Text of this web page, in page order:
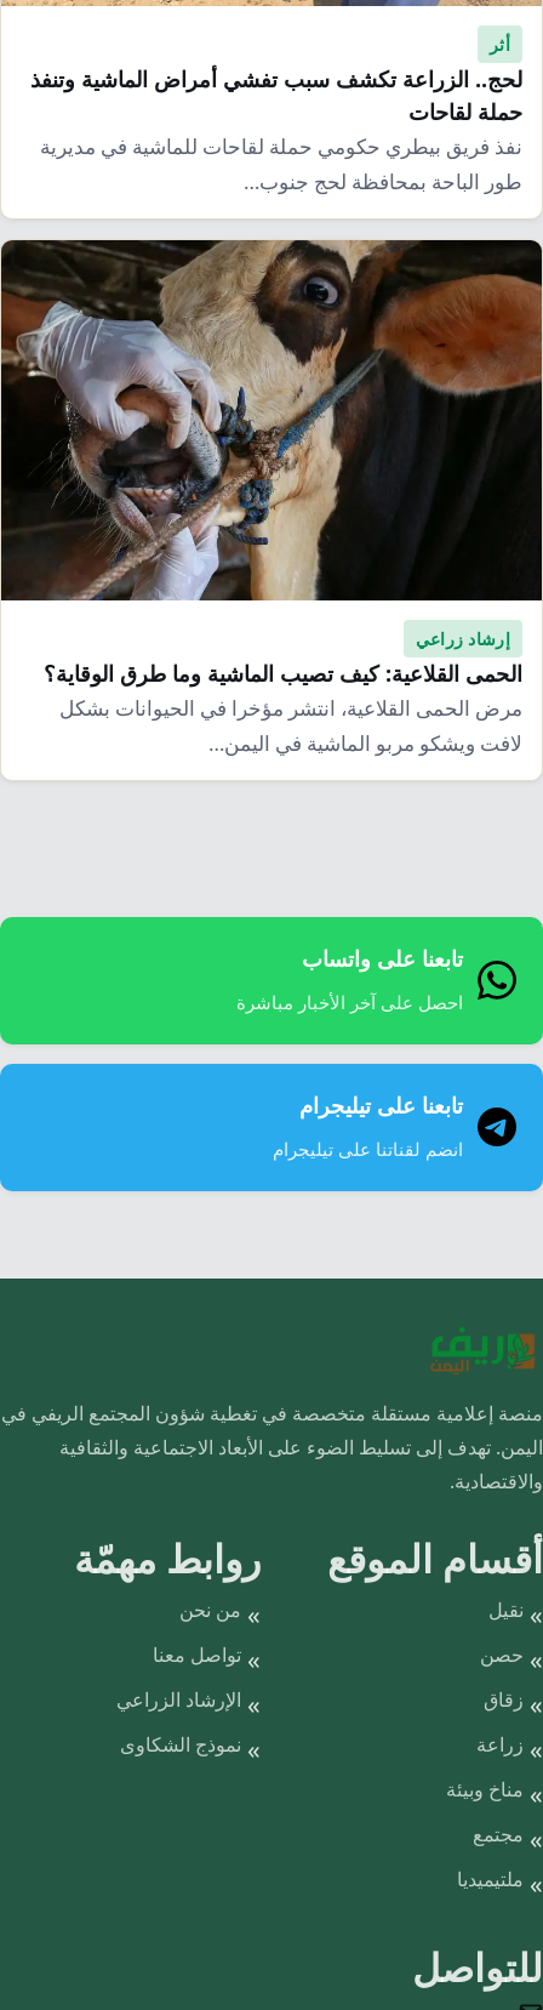
أثر
لحج.. الزراعة تكشف سبب تفشي أمراض الماشية وتنفذ
حملة لقاحات
نفذ فريق بيطري حكومي حملة لقاحات للماشية في مديرية
طور الباحة بمحافظة لحج جنوب…
إرشاد زراعي
الحمى القلاعية: كيف تصيب الماشية وما طرق الوقاية؟
مرض الحمى القلاعية، انتشر مؤخرا في الحيوانات بشكل
لافت ويشكو مربو الماشية في اليمن…
تابعنا على واتساب
احصل على آخر الأخبار مباشرة
تابعنا على تيليجرام
انضم لقناتنا على تيليجرام
منصة إعلامية مستقلة متخصصة في تغطية شؤون المجتمع الريفي في
اليمن. تهدف إلى تسليط الضوء على الأبعاد الاجتماعية والثقافية
والاقتصادية.
أقسام الموقع
نقيل
حصن
زقاق
زراعة
مناخ وبيئة
مجتمع
ملتيميديا
روابط مهمّة
من نحن
تواصل معنا
الإرشاد الزراعي
نموذج الشكاوى
للتواصل